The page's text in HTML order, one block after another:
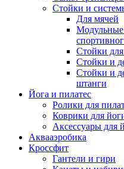
Стойки и
Для мячей
Модульные
Стойки
Стойки и
Стойки и
штанги
Йога и пилатес
Ролики для
Коврики для
Аксессуары для
Аквааэробика
Кроссфит
Гантели и гири